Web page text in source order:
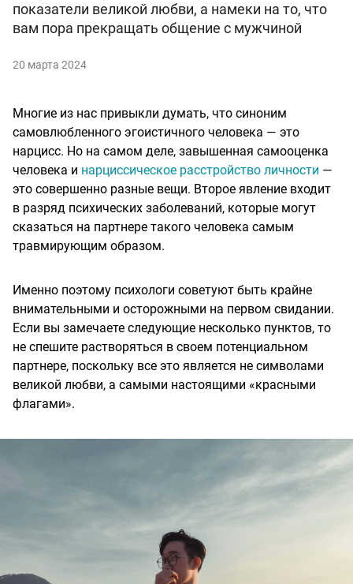
показатели великой любви, а намеки на то, что
вам пора прекращать общение с мужчиной
20 марта 2024
Многие из нас привыкли думать, что синоним
самовлюбленного эгоистичного человека — это
нарцисс. Но на самом деле, завышенная самооценка
человека и нарциссическое расстройство личности —
это совершенно разные вещи. Второе явление входит
в разряд психических заболеваний, которые могут
сказаться на партнере такого человека самым
травмирующим образом.
Именно поэтому психологи советуют быть крайне
внимательными и осторожными на первом свидании.
Если вы замечаете следующие несколько пунктов, то
не спешите растворяться в своем потенциальном
партнере, поскольку все это является не символами
великой любви, а самыми настоящими «красными
флагами».